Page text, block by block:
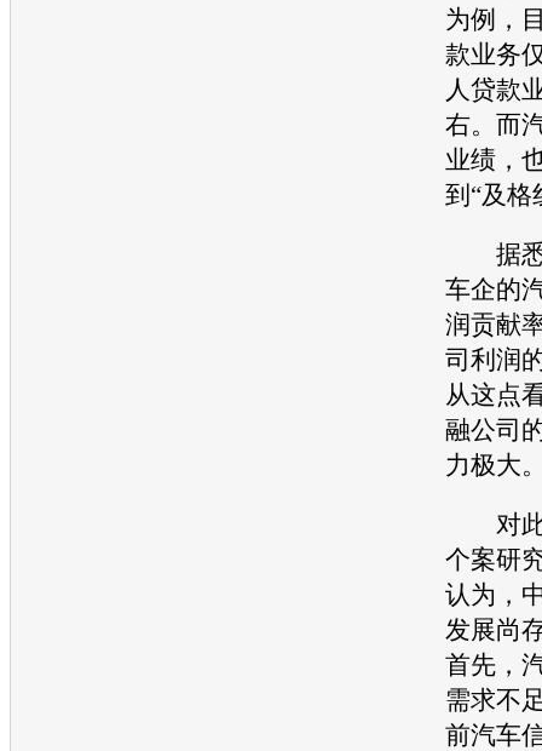
为例，
款业务
人贷款
右。而
业绩，
到“及格
据悉
车企的
润贡献
司利润
从这点
融公司
力极大
对此
个案研
认为，
发展尚
首先，
需求不
前汽车